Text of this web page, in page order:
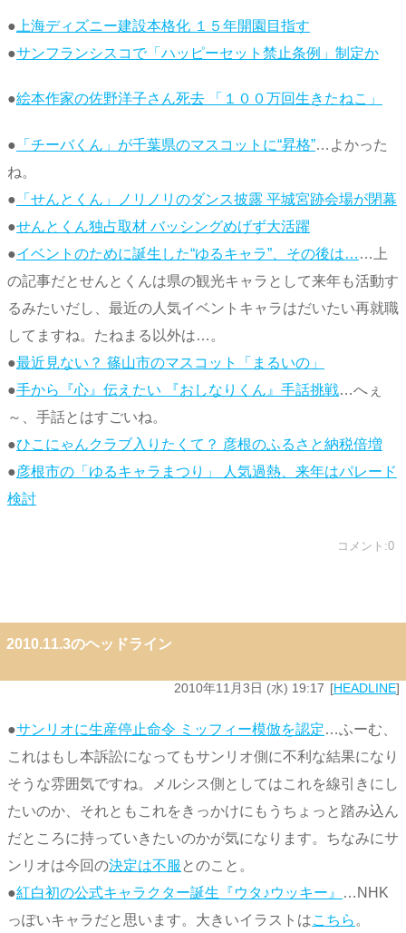
● 上海ディズニー建設本格化 １５年開園目指す
●サンフランシスコで「ハッピーセット禁止条例」制定か
●絵本作家の佐野洋子さん死去 「１００万回生きたねこ」
● 「チーバくん」が千葉県のマスコットに“昇格”…よかった
ね。
● 「せんとくん」ノリノリのダンス披露 平城宮跡会場が閉幕
●せんとくん独占取材 バッシングめげず大活躍
●イベントのために誕生した“ゆるキャラ”、その後は… …上
の記事だとせんとくんは県の観光キャラとして来年も活動す
るみたいだし、最近の人気イベントキャラはだいたい再就職
してますね。たねまる以外は…。
●最近見ない？ 篠山市のマスコット「まるいの」
●手から『心』伝えたい 『おしなりくん』手話挑戦…へぇ
～、手話とはすごいね。
●ひこにゃんクラブ入りたくて？ 彦根のふるさと納税倍増
●彦根市の「ゆるキャラまつり」 人気過熱、来年はパレード
検討
コメント:0
2010.11.3のヘッドライン
2010年11月3日 (水) 19:17 HEADLINE
●サンリオに生産停止命令 ミッフィー模倣を認定…ふーむ、
これはもし本訴訟になってもサンリオ側に不利な結果になり
そうな雰囲気ですね。メルシス側としてはこれを線引きにし
たいのか、それともこれをきっかけにもうちょっと踏み込ん
だところに持っていきたいのかが気になります。ちなみにサ
ンリオは今回の決定は不服 とのこと。
●紅白初の公式キャラクター誕生『ウタ♪ウッキー』
…NHK
っぽいキャラだと思います。大きいイラストはこちら 。